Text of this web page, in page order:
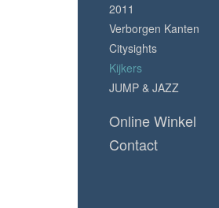
2011
Verborgen Kanten
Citysights
Kijkers
JUMP & JAZZ
Online Winkel
Contact